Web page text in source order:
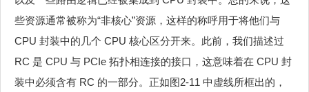
些资源通常被称为“非核心”资源，这样的称呼用于将他们与
CPU 封装中的几个 CPU 核心区分开来。此前，我们描述过
RC 是 CPU 与 PCIe 拓扑相连接的接口，这意味着在 CPU 封
装中必须含有 RC 的一部分。正如图2‑11 中虚线所框出的，